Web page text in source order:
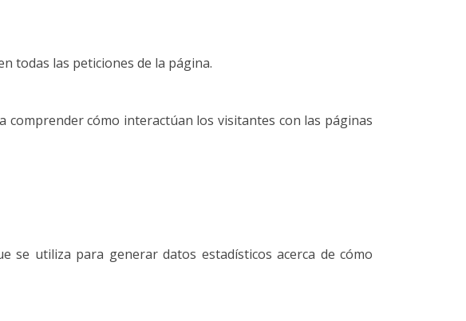
todas las peticiones de la página.
comprender cómo interactúan los visitantes con las páginas
se utiliza para generar datos estadísticos acerca de cómo